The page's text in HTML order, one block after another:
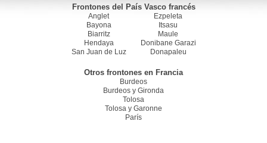
Frontones del País Vasco francés
Anglet
Bayona
Biarritz
Hendaya
San Juan de Luz
Ezpeleta
Itsasu
Maule
Donibane Garazi
Donapaleu
Otros frontones en Francia
Burdeos
Burdeos y Gironda
Tolosa
Tolosa y Garonne
París